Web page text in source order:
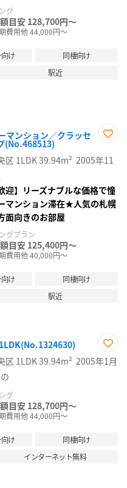
グ
目安 128,700円～
費用他 44,000円～
け
同棲向け
駅近
マンション／クラッセ
(No.468513)
に入
り登
区 1LDK39.94m² 2005年11
迎】リーズナブルな価格で憧
マンション滞在★人気の札幌
面向きのお部屋
グプラン
目安 125,400円～
費用他 40,000円～
け
同棲向け
駅近
お気
に入
区 1LDK39.94m² 2005年1月
グ
目安 128,700円～
費用他 44,000円～
け
同棲向け
インターネット無料